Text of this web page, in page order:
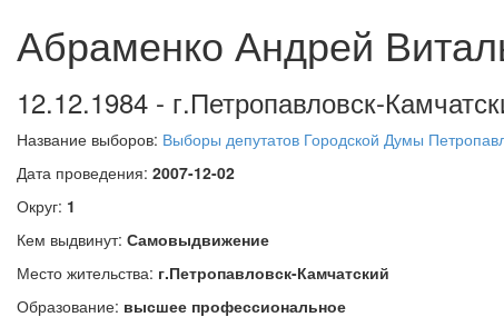
Абраменко Андрей
12.12.1984 - г.Петропавловск-
Название выборов: Выборы депутатов Городской Думы
Дата проведения: 2007-12-02
Округ: 1
Кем выдвинут: Самовыдвижение
Место жительства: г.Петропавловск-Камчатский
Образование: высшее профессиональное